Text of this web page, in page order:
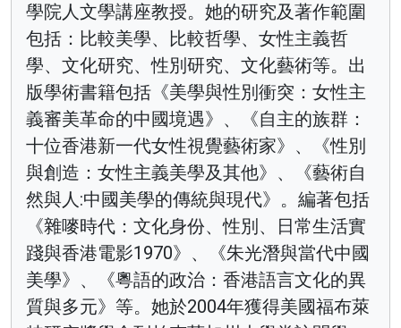
學院人文學講座教授。她的研究及著作範圍
包括：比較美學、比較哲學、女性主義哲
學、文化研究、性別研究、文化藝術等。出
版學術書籍包括《美學與性別衝突：女性主
義審美革命的中國境遇》、《自主的族群：
十位香港新一代女性視覺藝術家》、《性別
與創造：女性主義美學及其他》、《藝術自
然與人:中國美學的傳統與現代》。編著包括
《雜嘜時代：文化身份、性別、日常生活實
踐與香港電影1970》、《朱光潛與當代中國
美學》、《粵語的政治：香港語言文化的異
質與多元》等。她於2004年獲得美國福布萊